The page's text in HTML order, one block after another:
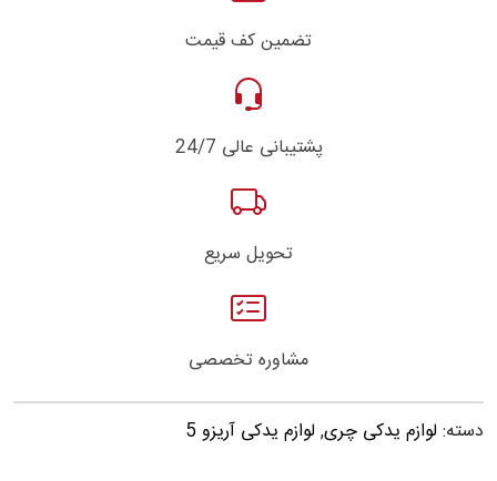
تضمین کف قیمت
پشتیبانی عالی 24/7
تحویل سریع
مشاوره تخصصی
دسته:لوازم یدکی چری,لوازم یدکی آریزو 5